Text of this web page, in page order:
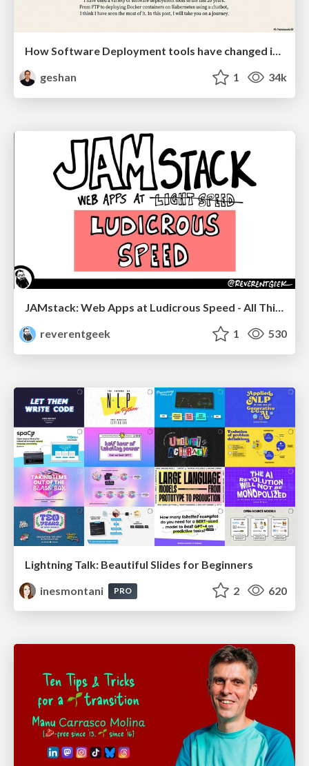
geshan
1 34k
JAMstack: Web Apps at Ludicrous Speed - All Things Open 2022
reverentgeek
1 530
Lightning Talk: Beautiful Slides for Beginners
inesmontani
PRO 2 620